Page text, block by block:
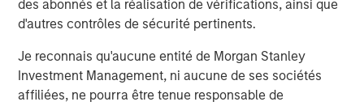
des abonnés et la réalisation de vérifications, ainsi que
d'autres contrôles de sécurité pertinents.
Je reconnais qu'aucune entité de Morgan Stanley
Investment Management, ni aucune de ses sociétés
affiliées, ne pourra être tenue responsable de
and muni market underperformance. Predictions about
policy-induced volatility are notoriously risky, and while
we are anticipating record municipal issuance in 2026,
we anticipate fewer disruptions along those lines for the
year.